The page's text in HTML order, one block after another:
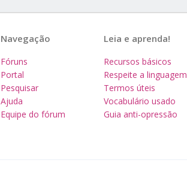
Leia e aprenda!
Recursos básicos
Respeite a linguagem
Termos úteis
Vocabulário usado
Guia anti-opressão
Navegação
Fóruns
Portal
Pesquisar
Ajuda
Equipe do fórum